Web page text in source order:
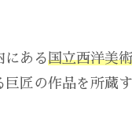
にある国立西洋美
匠の作品を所蔵